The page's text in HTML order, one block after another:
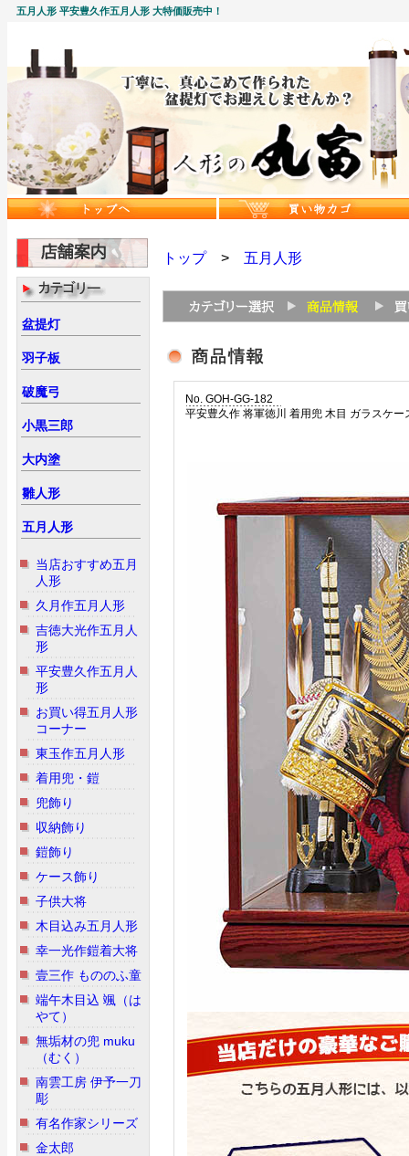
五月人形 平安豊久作五月人形 大特価販売中！
盆提灯
羽子板
破魔弓
小黒三郎
大内塗
雛人形
五月人形
当店おすすめ五月
人形
久月作五月人形
吉徳大光作五月人
形
平安豊久作五月人
形
お買い得五月人形
コーナー
東玉作五月人形
着用兜・鎧
兜飾り
収納飾り
鎧飾り
ケース飾り
子供大将
木目込み五月人形
幸一光作鎧着大将
壹三作 もののふ童
端午木目込 颯（は
やて）
無垢材の兜 muku
（むく）
南雲工房 伊予一刀
彫
有名作家シリーズ
金太郎
トップ> 五月人形
No. GOH-GG-182
平安豊久作 将軍徳川 着用兜 木目 ガラスケー